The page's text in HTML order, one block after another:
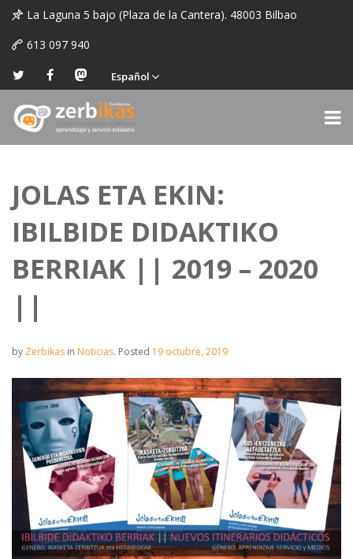
La Laguna 5 bajo (Plaza de la Cantera). 48003 Bilbao
613 097 940
Español
JOLAS ETA EKIN:
IBILBIDE DIDAKTIKO
BERRIAK || 2019 – 2020
||
by Zerbikas in Noticias. Posted 19 octubre, 2019